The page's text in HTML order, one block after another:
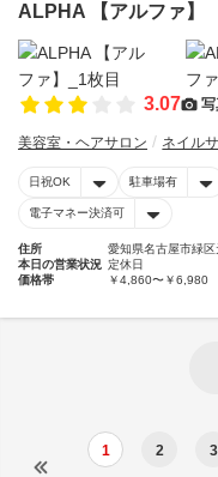
ALPHA 【アルファ】
3.07
美容室・ヘアサロン ネイル
日祝OK 駐車場有
電子マネー決済可
住所
愛知県名古屋市緑
本日の営業状況 定休日
価格帯
￥4,860〜￥6,980
1 2 3